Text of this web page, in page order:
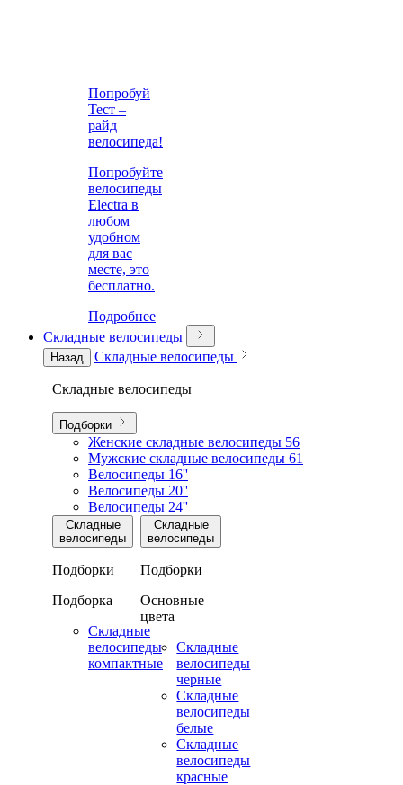
Попробуй
Тест –
райд
велосипеда!
Попробуйте
велосипеды
Electra в
любом
удобном
для вас
месте, это
бесплатно.
Подробнее
Складные велосипеды
Назад Складные велосипеды
Складные велосипеды
Подборки
Женские складные велосипеды 56
Мужские складные велосипеды 61
Велосипеды 16''
Велосипеды 20''
Велосипеды 24''
Складные
велосипеды
Подборки
Подборка
Складные
велосипеды
компактные
Складные
велосипеды
Подборки
Основные
цвета
Складные
велосипеды
черные
Складные
велосипеды
белые
Складные
велосипеды
красные